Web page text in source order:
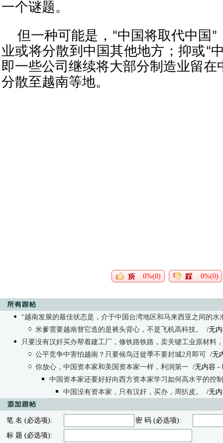
一个谜题。
但一种可能是，“中国将取代中国
业或将分散到中国其他地方；抑或“
即一些公司继续将大部分制造业留在
分散至越南等地。
0%(0) 0%(0)
“越南发展的最佳状态是，介于中国台湾地区和马来西亚之间的水
米爹需要越南替它造的是裤头背心，不是飞机高科技。
/无
只要没有汉奸买办帮着建工厂，修铁路铁路，卖关键工业原材料，越南
公平竞争中害怕越南？只要候鸟迁徙季不要封城2月即可 /无
你放心，中国资本家和美国资本家一样，利润第一 /无内容 -
中国资本家还要好好向西方资本家学习如何高水平的控
中国没有资本家，只有汉奸，买办，周扒皮。
/无
笔 名 (必选项):
密 码 (必选项):
标 题 (必选项):